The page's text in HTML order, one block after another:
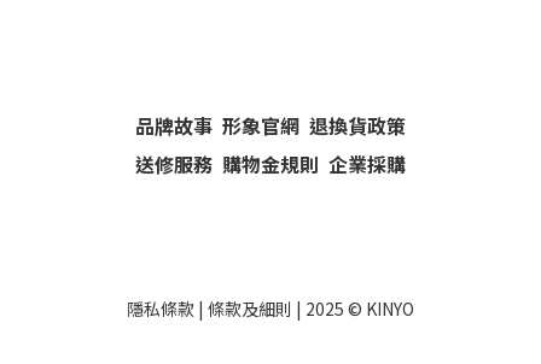
品牌故事 形象官網 退換貨政策
送修服務 購物金規則 企業採購
隱私條款 | 條款及細則 | 2025 © KINYO